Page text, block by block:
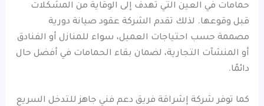
حمامات في العين التي تهدف إلى الوقاية من المشكلات
قبل وقوعها. لذلك تقدم الشركة عقود صيانة دورية
مصممة حسب احتياجات العميل، سواء للمنازل أو الفنادق
أو المنشآت التجارية، لضمان بقاء الحمامات في أفضل حال
دائمًا.
كما توفر شركة إشراقة فريق دعم فني جاهز للتدخل السريع